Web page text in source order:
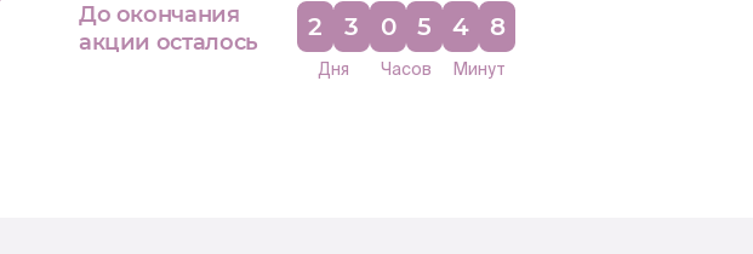
До окончания
акции осталось
2 3
Дня
0 5
Часов
4 8
Минут